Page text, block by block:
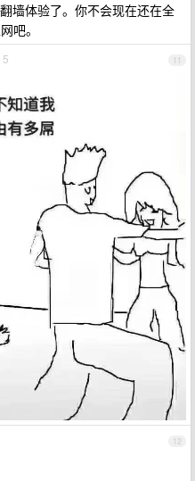
墙体验了。你不会现在还在全
吧。
11
5
12